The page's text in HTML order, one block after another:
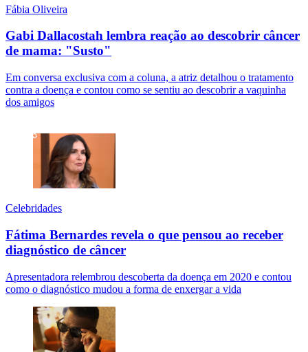
Fábia Oliveira
Gabi Dallacostah lembra reação ao descobrir câncer
de mama: "Susto"
Em conversa exclusiva com a coluna, a atriz detalhou o tratamento
contra a doença e contou como se sentiu ao descobrir a vaquinha
dos amigos
Celebridades
Fátima Bernardes revela o que pensou ao receber
diagnóstico de câncer
Apresentadora relembrou descoberta da doença em 2020 e contou
como o diagnóstico mudou a forma de enxergar a vida